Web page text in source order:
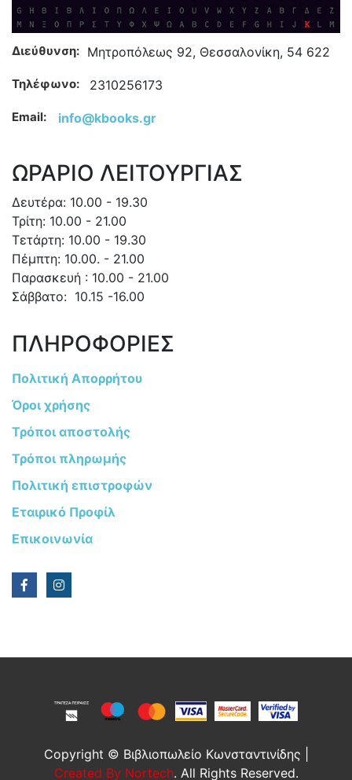
Διεύθυνση: Μητροπόλεως 92, Θεσσαλονίκη, 54 622
Τηλέφωνο: 2310256173
Email: info@kbooks.gr
ΩΡΑΡΙΟ ΛΕΙΤΟΥΡΓΙΑΣ
Δευτέρα: 10.00 - 19.30
Τρίτη: 10.00 - 21.00
Τετάρτη: 10.00 - 19.30
Πέμπτη: 10.00. - 21.00
Παρασκευή : 10.00 - 21.00
Σάββατο: 10.15 -16.00
ΠΛΗΡΟΦΟΡΙΕΣ
Πολιτική Απορρήτου
Όροι χρήσης
Τρόποι αποστολής
Τρόποι πληρωμής
Πολιτική επιστροφών
Εταιρικό Προφίλ
Επικοινωνία
Copyright © Βιβλιοπωλείο Κωνσταντινίδης |
Created By Nortech. All Rights Reserved.